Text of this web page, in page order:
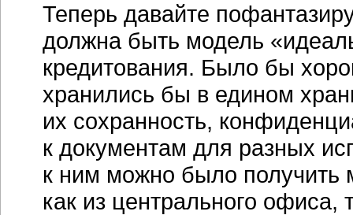
Теперь давайте
должна быть модель
кредитования. Было бы
хранились бы в едином
их сохранность,
к документам для разных
к ним можно было получить
как из центрального офиса,